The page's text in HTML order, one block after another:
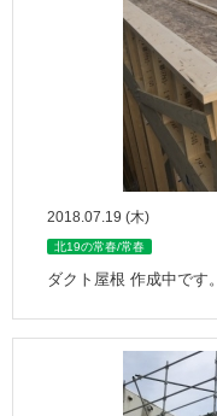
2018.07.19 (木)
北19の常春/常春
ダクト屋根 作成中です。